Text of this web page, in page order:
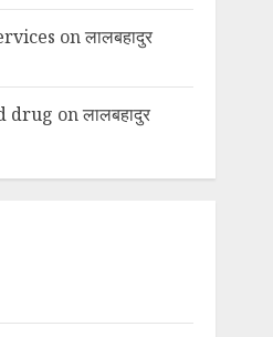
onलालबहादुर
drug onलालबहादुर